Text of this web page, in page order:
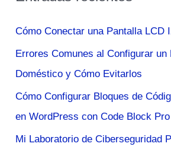
p
o
r
:
Cómo Conectar una Pantalla LCD
Errores Comunes al Configurar un
Doméstico y Cómo Evitarlos
Cómo Configurar Bloques de
en WordPress con Code Block Pro
Mi Laboratorio de Ciberseguridad